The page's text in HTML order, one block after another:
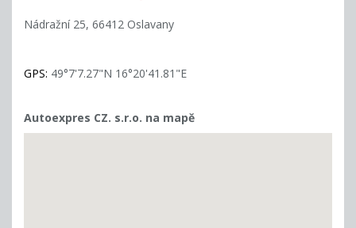
Nádražní 25, 66412 Oslavany
GPS: 49°7'7.27"N 16°20'41.81"E
Autoexpres CZ. s.r.o. na mapě